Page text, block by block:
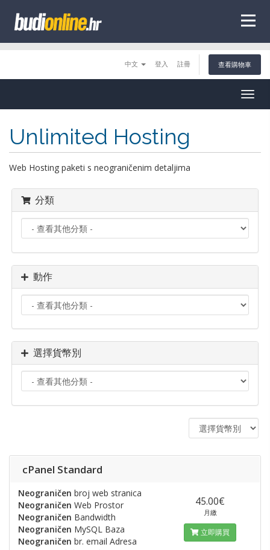
中文 登入 註冊 查看購物車
Unlimited Hosting
Web Hosting paketi s neograničenim detaljima
分類
動作
選擇貨幣別
cPanel Standard
Neograničen broj web stranica
Neograničen Web Prostor
Neograničen Bandwidth
Neograničen MySQL Baza
Neograničen br. email Adresa
45.00€
月繳
立即購買